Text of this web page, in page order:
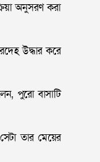
অনুসরণ করা
উদ্ধার করে
পুরো বাসাটি
তার মেয়ের